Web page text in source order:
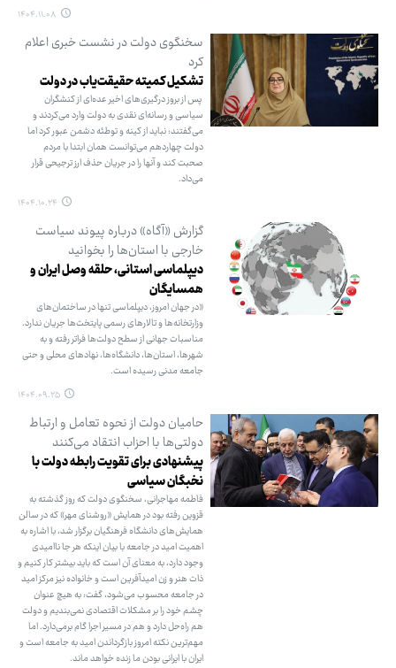
۱۴۰۴.۱۱.۰۸
سخنگوی دولت در نشست خبری اعلام
کرد
تشکیل کمیته حقیقت‌یاب در دولت
پس از بروز درگیری‌های اخیر عده‌ای از کنشگران
سیاسی و رسانه‌ای نقدی به دولت وارد می‌کردند و
می‌گفتند: نباید از کینه و توطئه دشمن عبور کرد اما
دولت چهاردهم می‌توانست همان ابتدا با مردم
صحبت کند و آنها را در جریان حذف ارز ترجیحی قرار
می‌داد.
۱۴۰۴.۱۰.۲۴
گزارش «آگاه» درباره پیوند سیاست
خارجی با استان‌ها را بخوانید
دیپلماسی استانی، حلقه وصل ایران و
همسایگان
«در جهان امروز، دیپلماسی تنها در ساختمان‌های
وزارتخانه‌ها و تالارهای رسمی پایتخت‌ها جریان ندارد.
مناسبات جهانی از سطح دولت‌ها فراتر رفته و به
شهرها، استان‌ها، دانشگاه‌ها، نهادهای محلی و حتی
جامعه مدنی رسیده است.
۱۴۰۴.۰۹.۲۵
حامیان دولت از نحوه تعامل و ارتباط
دولتی‌ها با احزاب انتقاد می‌کنند
پیشنهادی برای تقویت رابطه دولت با
نخبگان سیاسی
فاطمه مهاجرانی، سخنگوی دولت که روز گذشته به
قزوین رفته بود در همایش «روشنای مهر» که در سالن
همایش‌های دانشگاه فرهنگیان برگزار شد، با اشاره به
اهمیت امید در جامعه با بیان اینکه هر جا ناامیدی
وجود دارد، به معنای آن است که باید بیشتر کار کنیم و
ذات هنر و زن امیدآفرین است و خانواده نیز مرکز امید
در جامعه محسوب می‌شود، گفت: به هیچ عنوان
چشم خود را بر مشکلات اقتصادی نمی‌بندیم و دولت
هم راه‌حل دارد و هم در مسیر اجرا گام برمی‌دارد. اما
مهم‌ترین نکته امروز بازگرداندن امید به جامعه است و
ایران با ایرانی بودن ما زنده خواهد ماند.